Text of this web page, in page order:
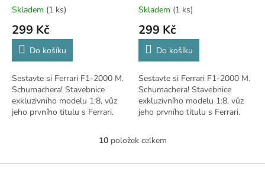
měřítku 1:8 - číslo 21
Skladem (1 ks)
299 Kč
Do košíku
Sestavte si Ferrari F1-2000 M.
Schumachera! Stavebnice
exkluzivního modelu 1:8, vůz
jeho prvního titulu s Ferrari.
měřítku 1:8 - číslo 22
Skladem (1 ks)
299 Kč
Do košíku
Sestavte si Ferrari F1-2000 M.
Schumachera! Stavebnice
exkluzivního modelu 1:8, vůz
jeho prvního titulu s Ferrari.
O
l
10položek celkem
Z